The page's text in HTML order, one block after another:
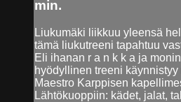
min.
Liukumäki liikkuu yleensä
tämä liukutreeni tapahtuu
Eli ihanan r a n k k a ja
hyödyllinen treeni
Maestro Karppisen
Lähtökuoppiin: kädet, jalat,